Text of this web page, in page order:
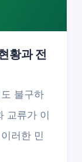
황과 전
불구하
교류가 이
러한 민